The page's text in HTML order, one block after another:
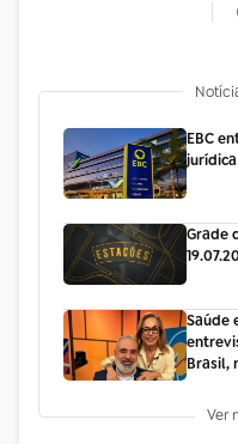
EBC
Grade
Saúde
Brasil,
Ver